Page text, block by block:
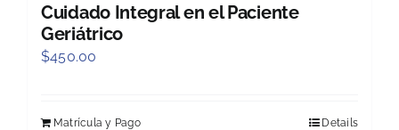
Cuidado Integral en el Paciente
Geriátrico
$450.00
Matrícula y Pago Details